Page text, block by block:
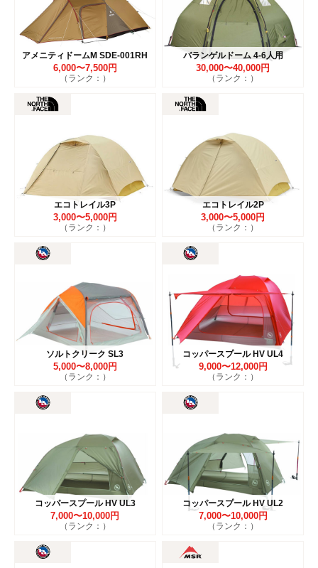
アメニティドームM SDE-001RH
6,000〜7,500円
（ランク：）
バランゲルドーム 4-6人用
30,000〜40,000円
（ランク：）
エコトレイル3P
3,000〜5,000円
（ランク：）
エコトレイル2P
3,000〜5,000円
（ランク：）
ソルトクリーク SL3
5,000〜8,000円
（ランク：）
コッパースプール HV UL4
9,000〜12,000円
（ランク：）
コッパースプール HV UL3
7,000〜10,000円
（ランク：）
コッパースプール HV UL2
7,000〜10,000円
（ランク：）